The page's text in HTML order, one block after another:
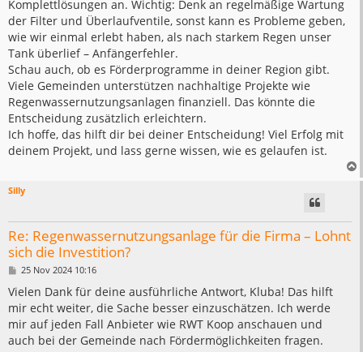
Komplettlösungen an. Wichtig: Denk an regelmäßige Wartung
der Filter und Überlaufventile, sonst kann es Probleme geben,
wie wir einmal erlebt haben, als nach starkem Regen unser
Tank überlief – Anfängerfehler.
Schau auch, ob es Förderprogramme in deiner Region gibt.
Viele Gemeinden unterstützen nachhaltige Projekte wie
Regenwassernutzungsanlagen finanziell. Das könnte die
Entscheidung zusätzlich erleichtern.
Ich hoffe, das hilft dir bei deiner Entscheidung! Viel Erfolg mit
deinem Projekt, und lass gerne wissen, wie es gelaufen ist.
Silly
Re: Regenwassernutzungsanlage für die Firma – Lohnt
sich die Investition?
B
i
r
a
g
25 Nov 2024 10:16
Vielen Dank für deine ausführliche Antwort, Kluba! Das hilft
mir echt weiter, die Sache besser einzuschätzen. Ich werde
mir auf jeden Fall Anbieter wie RWT Koop anschauen und
auch bei der Gemeinde nach Fördermöglichkeiten fragen.